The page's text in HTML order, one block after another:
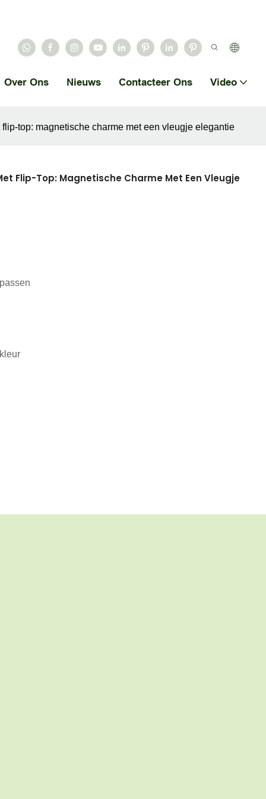
Over Ons Nieuws Contacteer Ons Video
top: magnetische charme met een vleugje elegantie
Flip-Top: Magnetische Charme Met Een Vleugje